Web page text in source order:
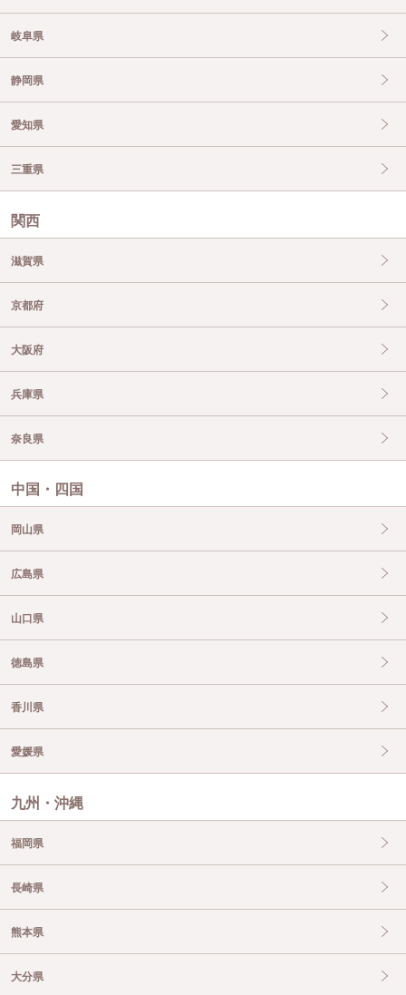
岐阜県
静岡県
愛知県
三重県
関西
滋賀県
京都府
大阪府
兵庫県
奈良県
中国・四国
岡山県
広島県
山口県
徳島県
香川県
愛媛県
九州・沖縄
福岡県
長崎県
熊本県
大分県